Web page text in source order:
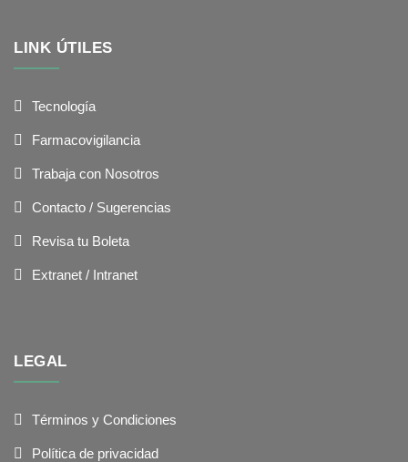
LINK ÚTILES
Tecnología
Farmacovigilancia
Trabaja con Nosotros
Contacto / Sugerencias
Revisa tu Boleta
Extranet / Intranet
LEGAL
Términos y Condiciones
Política de privacidad